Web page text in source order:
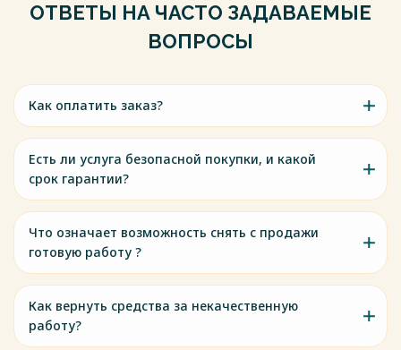
ОТВЕТЫ НА ЧАСТО ЗАДАВАЕМЫЕ
ВОПРОСЫ
Как оплатить заказ?
Есть ли услуга безопасной покупки, и какой
срок гарантии?
Что означает возможность снять с продажи
готовую работу ?
Как вернуть средства за некачественную
работу?